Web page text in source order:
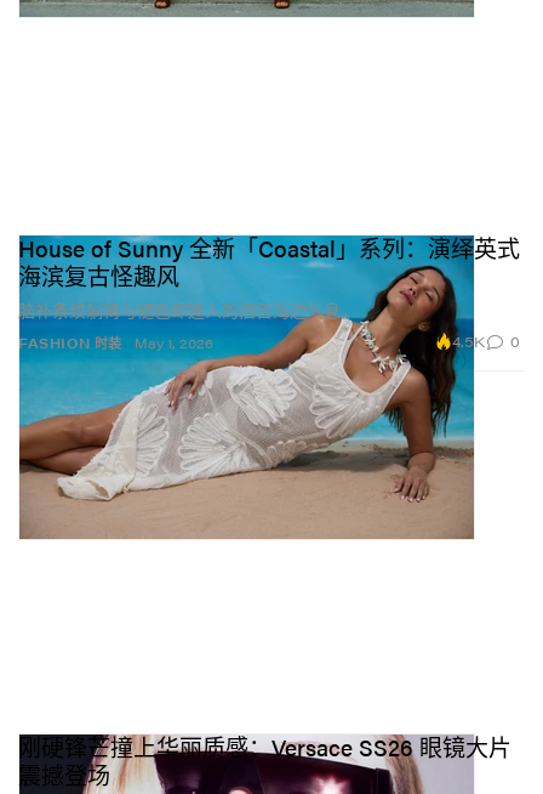
FASHION 时装
House of Sunny 全新「Coastal」系列：演绎英式
海滨复古怪趣风
脑补条纹躺椅与褪色却迷人的旧日海边气息。
May 1, 2026 4.5K 0
刚硬锋芒撞上华丽质感：Versace SS26 眼镜大片
震撼登场